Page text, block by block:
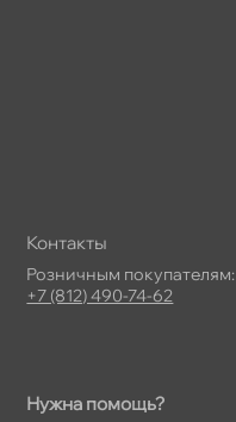
Нужна помощь?
Контакты
Розничным покупателям:
+7 (812) 490-74-62